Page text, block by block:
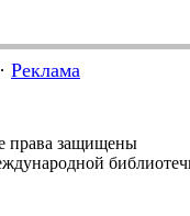
· Реклама
права защищены